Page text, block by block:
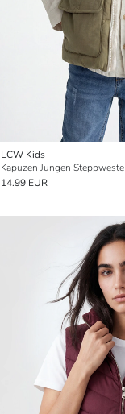
LCW Kids
Kapuzen Jungen Steppweste
14.99 EUR